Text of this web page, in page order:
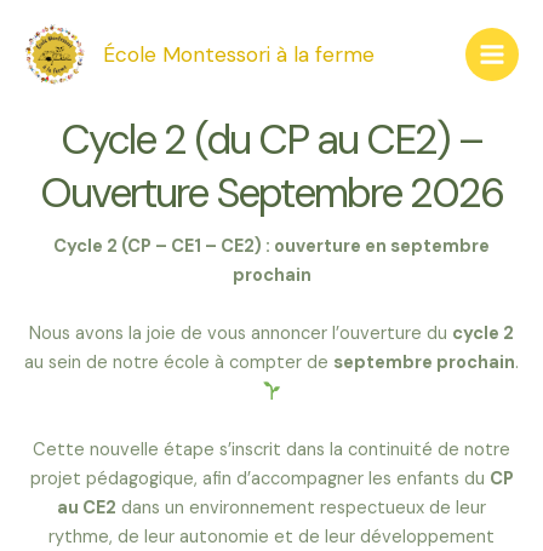
contenu
École Montessori à la ferme
Main
Cycle 2 (du CP au CE2) –
Ouverture Septembre 2026
Cycle 2 (CP – CE1 – CE2) : ouverture en septembre
prochain
Nous avons la joie de vous annoncer l’ouverture du cycle 2
au sein de notre école à compter de septembre prochain.
Cette nouvelle étape s’inscrit dans la continuité de notre
projet pédagogique, afin d’accompagner les enfants du CP
au CE2 dans un environnement respectueux de leur
rythme, de leur autonomie et de leur développement